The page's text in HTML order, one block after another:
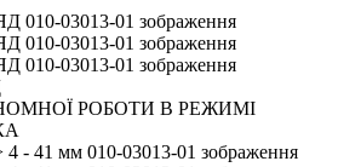
РОБОТИ В РЕЖИМІ